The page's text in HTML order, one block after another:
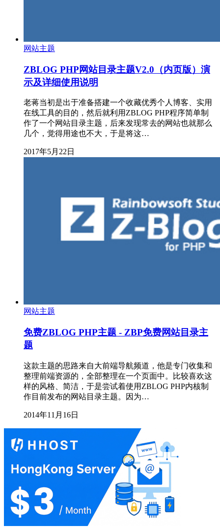
网站主题
ZBLOG PHP网站目录主题V2.0（内页版）演
示及详细使用说明
老蒋当初是出于准备搭建一个收藏优秀个人博客、实用
在线工具的目的，然后就利用ZBLOG PHP程序简单制
作了一个网站目录主题，后来发现常去的网站也就那么
几个，觉得用途也不大，于是将这…
2017年5月22日
网站主题
免费ZBLOG PHP主题 - ZBP免费网站目录主
题
这款主题的思路来自大前端导航频道，他是专门收集和
整理前端资源的，全部整理在一个页面中。比较喜欢这
样的风格、简洁，于是尝试着使用ZBLOG PHP内核制
作目前发布的网站目录主题。因为…
2014年11月16日